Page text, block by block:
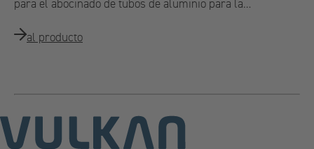
para el abocinado de tubos de aluminio para la…
al producto